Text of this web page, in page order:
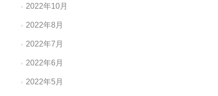
2022年10月
2022年8月
2022年7月
2022年6月
2022年5月